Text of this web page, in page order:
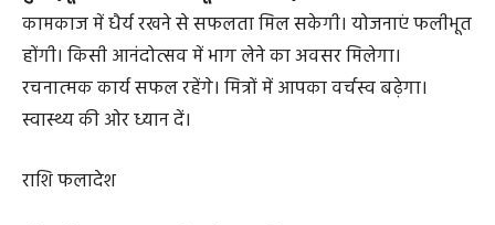
कामकाज में धैर्य रखने से सफलता मिल सकेगी। योजनाएं फलीभूत
होंगी। किसी आनंदोत्सव में भाग लेने का अवसर मिलेगा।
रचनात्मक कार्य सफल रहेंगे। मित्रों में आपका वर्चस्व बढ़ेगा।
स्वास्थ्य की ओर ध्यान दें।
राशि फलादेश